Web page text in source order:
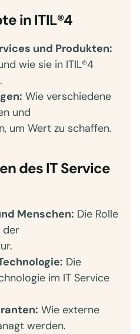
in ITIL®4
und Produkten:
wie sie in ITIL®4
Wie verschiedene
und
um Wert zu schaffen.
des IT Service
Menschen: Die Rolle
der
Die
im IT Service
Wie externe
werden.